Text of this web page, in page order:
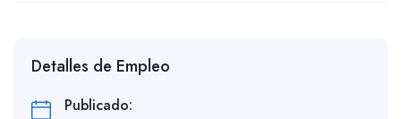
Detalles de Empleo
Publicado: